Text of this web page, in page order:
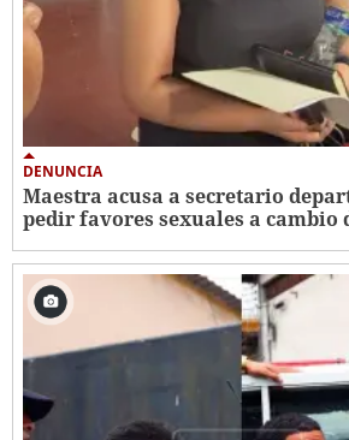
DENUNCIA
Maestra acusa a secretario
pedir favores sexuales a cambio